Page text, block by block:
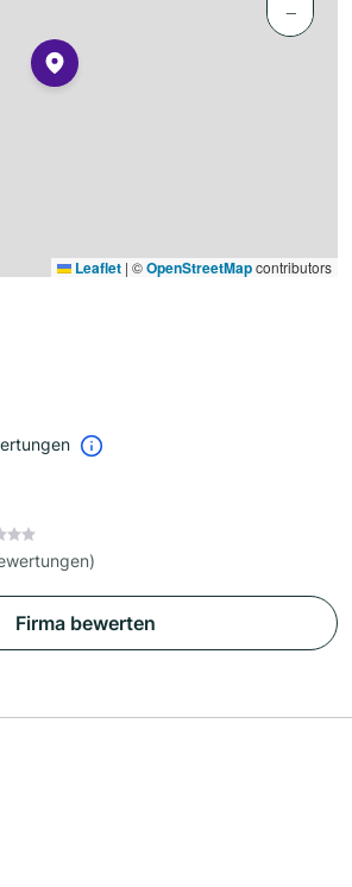
−
Leaflet | ©OpenStreetMapcontributors
Firma bewerten